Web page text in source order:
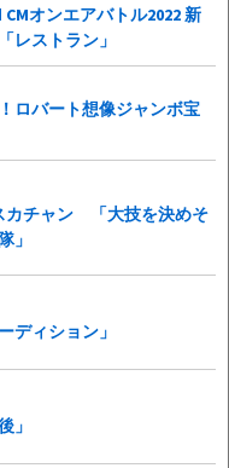
オンエアバトル2022 新
ストラン」
ロバート想像ジャンボ宝
カチャン 「大技を決めそ
」
ィション」
」